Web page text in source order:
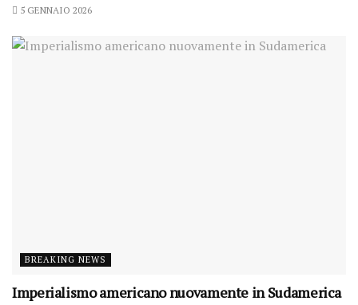
5 GENNAIO 2026
BREAKING NEWS
Imperialismo americano nuovamente in Sudamerica